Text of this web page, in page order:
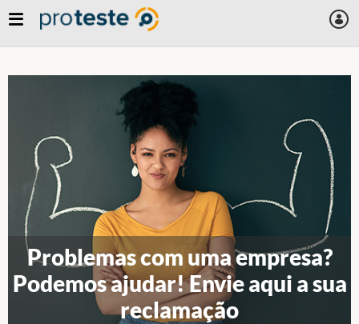
to
Problemas com uma empresa?
Podemos ajudar! Envie aqui a sua
reclamação